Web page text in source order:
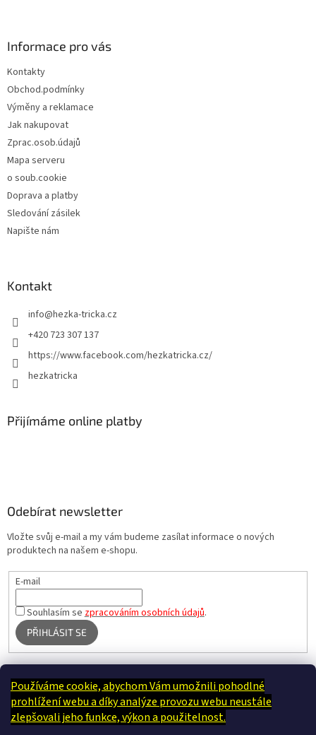
Používáme cookie, abychom Vám umožnili pohodlné
prohlížení webu a díky analýze provozu webu neustále
zlepšovali jeho funkce, výkon a použitelnost.
Informace pro vás
Kontakty
Obchod.podmínky
Výměny a reklamace
Jak nakupovat
Zprac.osob.údajů
Mapa serveru
o soub.cookie
Doprava a platby
Sledování zásilek
Napište nám
Kontakt
info@hezka-tricka.cz
+420 723 307 137
https://www.facebook.com/hezkatricka.cz/
hezkatricka
Přijímáme online platby
Odebírat newsletter
Vložte svůj e-mail a my vám budeme zasílat informace o nových
produktech na našem e-shopu.
E-mail
Souhlasím se zpracováním osobních údajů.
PŘIHLÁSIT SE
Terapie Kamínek - Dotek, který utiší tělo i duši